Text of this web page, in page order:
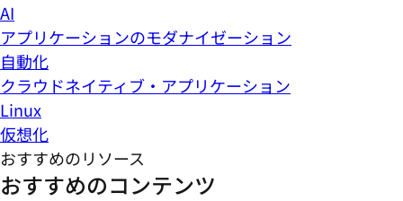
AI
アプリケーションのモダナイゼーション
自動化
クラウドネイティブ・アプリケーション
Linux
仮想化
おすすめのリソース
おすすめのコンテンツ